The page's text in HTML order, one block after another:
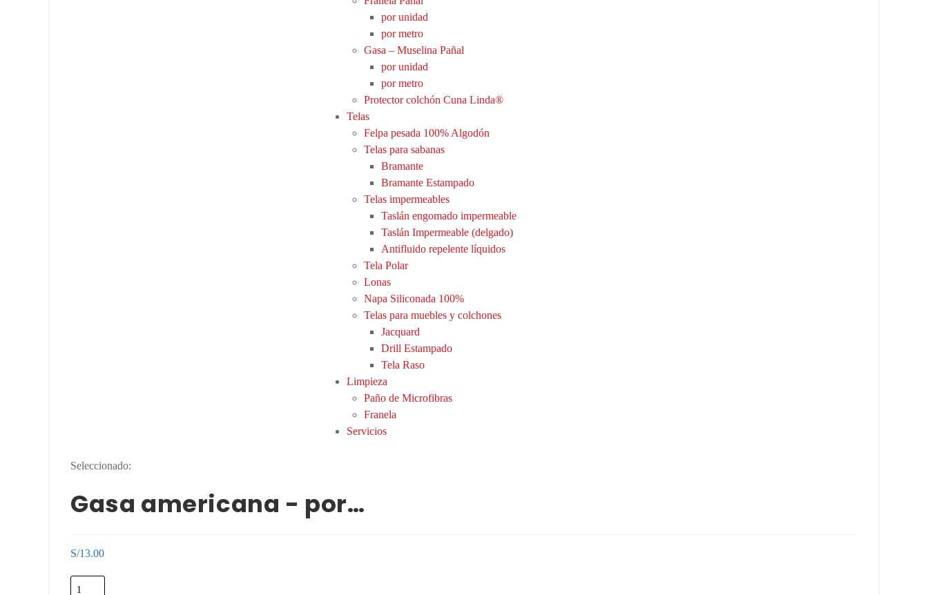
por unidad
por metro
Gasa – Muselina Pañal
por unidad
por metro
Protector colchón Cuna Linda®
Telas
Felpa pesada 100% Algodón
Telas para sabanas
Bramante
Bramante Estampado
Telas impermeables
Taslán engomado impermeable
Taslán Impermeable (delgado)
Antifluido repelente líquidos
Tela Polar
Lonas
Napa Siliconada 100%
Telas para muebles y colchones
Jacquard
Drill Estampado
Tela Raso
Limpieza
Paño de Microfibras
Franela
Servicios
Seleccionado:
Gasa americana - por…
S/13.00